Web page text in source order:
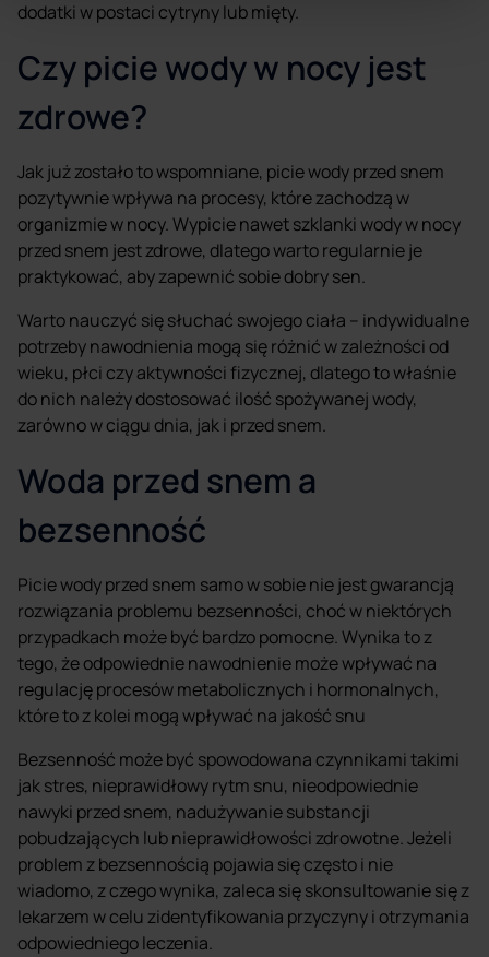
dodatki w postaci cytryny lub mięty.
Czy picie wody w nocy jest
zdrowe?
Jak już zostało to wspomniane, picie wody przed snem
pozytywnie wpływa na procesy, które zachodzą w
organizmie w nocy. Wypicie nawet szklanki wody w nocy
przed snem jest zdrowe, dlatego warto regularnie je
praktykować, aby zapewnić sobie dobry sen.
Warto nauczyć się słuchać swojego ciała – indywidualne
potrzeby nawodnienia mogą się różnić w zależności od
wieku, płci czy aktywności fizycznej, dlatego to właśnie
do nich należy dostosować ilość spożywanej wody,
zarówno w ciągu dnia, jak i przed snem.
Woda przed snem a
bezsenność
Picie wody przed snem samo w sobie nie jest gwarancją
rozwiązania problemu bezsenności, choć w niektórych
przypadkach może być bardzo pomocne. Wynika to z
tego, że odpowiednie nawodnienie może wpływać na
regulację procesów metabolicznych i hormonalnych,
które to z kolei mogą wpływać na jakość snu
Bezsenność może być spowodowana czynnikami takimi
jak stres, nieprawidłowy rytm snu, nieodpowiednie
nawyki przed snem, nadużywanie substancji
pobudzających lub nieprawidłowości zdrowotne. Jeżeli
problem z bezsennością pojawia się często i nie
wiadomo, z czego wynika, zaleca się skonsultowanie się z
lekarzem w celu zidentyfikowania przyczyny i otrzymania
odpowiedniego leczenia.